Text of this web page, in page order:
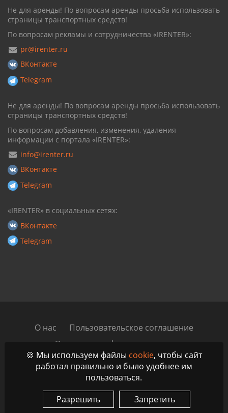
Не для аренды! По вопросам аренды просьба использовать
страницы транспортных средств!
По вопросам рекламы и сотрудничества «IRENTER»:
pr@irenter.ru
ВКонтакте
Telegram
Не для аренды! По вопросам аренды просьба использовать
страницы транспортных средств!
По вопросам добавления, изменения, удаления
информации с портала «IRENTER»:
info@irenter.ru
ВКонтакте
Telegram
«IRENTER» в социальных сетях:
ВКонтакте
Telegram
О нас
Пользовательское соглашение
Политика конфиденциальности
Автомобильный блог
Контакты
автомобилей по всей России, ЕАЭС и ОАЭ
🍪 Мы используем файлы cookie, чтобы сайт
работал правильно и было удобнее им
пользоваться.
Разрешить
Запретить